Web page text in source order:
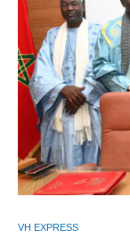
VH EXPRESS